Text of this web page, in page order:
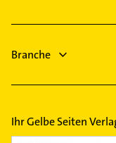
Branche
Ihr Gelbe Seiten